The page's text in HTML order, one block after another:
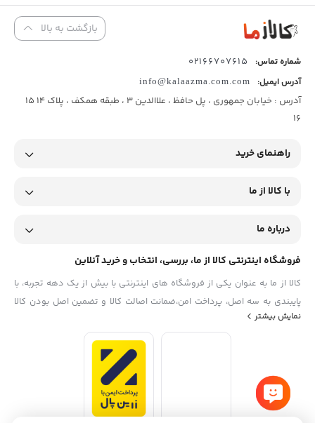
بازگشت به بالا
شماره تماس: 02166707615
آدرس ایمیل: info@kalaazma.com.com
آدرس : خیابان جمهوری ، پل حافظ ، علاالدین 3 ، طبقه همکف ، پلاک 14 15
16
راهنمای خرید
با کالا از ما
درباره ما
فروشگاه اینترنتی کالا از ما، بررسی، انتخاب و خرید آنلاین
کالا از ما به عنوان یکی از فروشگاه های اینترنتی با بیش از یک دهه تجربه، با
پایبندی به سه اصل، پرداخت امن،ضمانت اصالت کالا و تضمین اصل‌ بودن کالا
موفق شده تا همگام با فروشگاه‌های معتبر جهان، به بزرگ‌ترین فروشگاه
اینترنتی ایران تبدیل شود. به محض ورود به سایت کالا از ما با دنیایی از کالا رو
به رو می‌شوید! هر آنچه که نیاز دارید و به ذهن شما خطور می‌کند در اینجا پیدا
خواهید کرد.
نمایش بیشتر